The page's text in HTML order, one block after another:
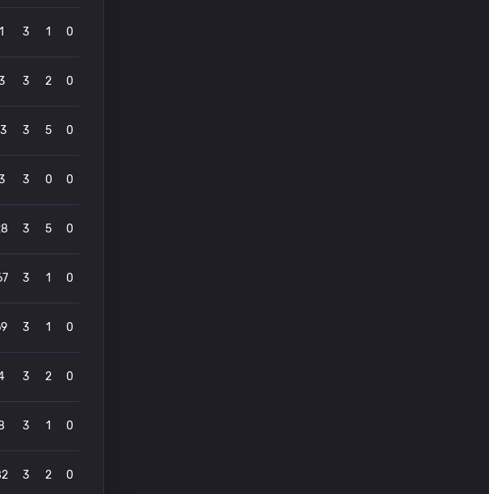
3 1 0
3 2 0
3 5 0
3 0 0
3 5 0
3 1 0
3 1 0
3 2 0
3 1 0
3 2 0